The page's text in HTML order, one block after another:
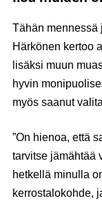
Tähän mennessä
Härkönen kertoo
lisäksi muun
hyvin
myös saanut
”On hienoa, että
tarvitse jämähtää
hetkellä minulla
kerrostalokohde,